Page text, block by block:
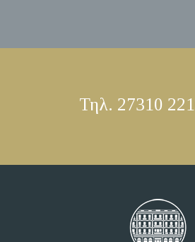
Τηλ. 27310